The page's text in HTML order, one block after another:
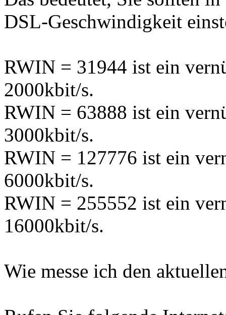
DSL-Geschwindigkeit
RWIN = 31944 ist ein
2000kbit/s.
RWIN = 63888 ist ein
3000kbit/s.
RWIN = 127776 ist ein
6000kbit/s.
RWIN = 255552 ist ein
16000kbit/s.
Wie messe ich den